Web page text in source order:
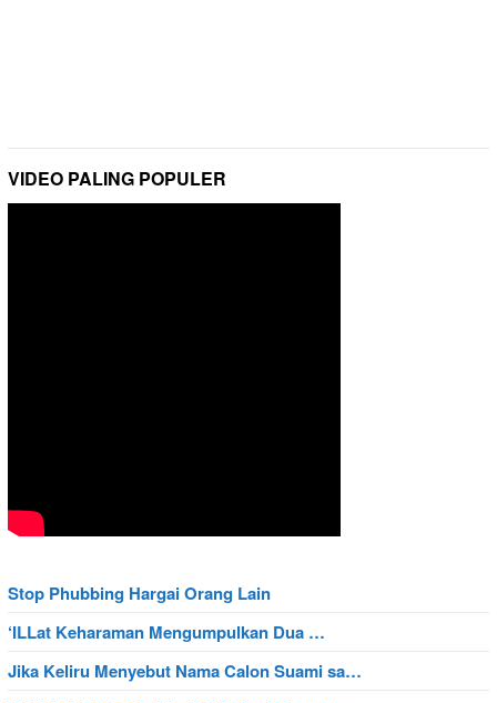
VIDEO PALING POPULER
Stop Phubbing Hargai Orang Lain
‘ILLat Keharaman Mengumpulkan Dua …
Jika Keliru Menyebut Nama Calon Suami sa…